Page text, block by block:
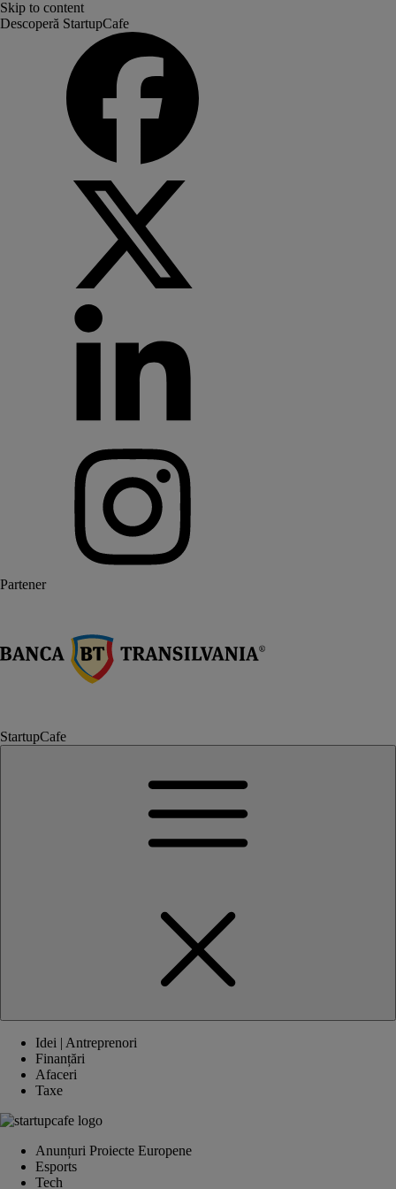
Skip to content
Descoperă StartupCafe
Partener
StartupCafe
Idei | Antreprenori
Finanțări
Afaceri
Taxe
Anunțuri Proiecte Europene
Esports
Tech